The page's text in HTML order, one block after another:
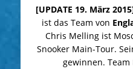
[UPDATE 19. März
ist das Team von
Chris Melling ist
Snooker Main-Tour.
gewinnen.